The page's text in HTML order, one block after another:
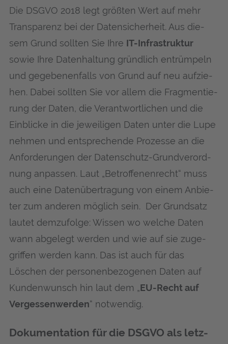
Die DSGVO 2018 legt größ­ten Wert auf mehr
Trans­pa­renz bei der Daten­si­cher­heit. Aus die­
sem Grund soll­ten Sie Ihre IT-Infra­struk­tur
sowie Ihre Daten­hal­tung gründ­lich ent­rüm­peln
und gege­be­nen­falls von Grund auf neu auf­zie­
hen. Dabei soll­ten Sie vor allem die Frag­men­tie­
rung der Daten, die Ver­ant­wort­li­chen und die
Ein­bli­cke in die jewei­li­gen Daten unter die Lupe
neh­men und ent­spre­chen­de Pro­zes­se an die
Anfor­de­run­gen der Daten­schutz-Grund­ver­ord­
nung anpas­sen. Laut „Betrof­fe­nen­recht“ muss
auch eine Daten­über­tra­gung von einem Anbie­
ter zum ande­ren mög­lich sein. Der Grund­satz
lau­tet dem­zu­fol­ge: Wis­sen wo wel­che Daten
wann abge­legt wer­den und wie auf sie zuge­
grif­fen wer­den kann. Das ist auch für das
Löschen der per­so­nen­be­zo­ge­nen Daten auf
Kun­den­wunsch hin laut dem „EU-Recht auf
Ver­ges­sen­wer­den“ not­wen­dig.
Doku­men­ta­ti­on für die DSGVO als letz­